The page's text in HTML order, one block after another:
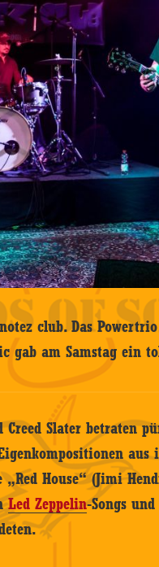
club. Das
gab am Samstag ein
Creed Slater betraten
aus
House“ (Jimi
Led Zeppelin-Songs